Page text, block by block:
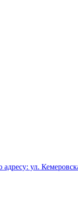
ул.